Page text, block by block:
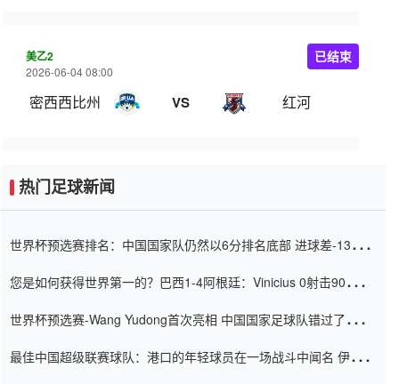
美乙2
2026-06-04 08:00
密西西比州 VS 红河
已结束
热门足球新闻
世界杯预选赛排名：中国国家队仍然以6分排名底部 进球差-13令人
您是如何获得世界第一的？巴西1-4阿根廷：Vinicius 0射击90分钟
世界杯预选赛-Wang Yudong首次亮相 中国国家足球队错过了世界
最佳中国超级联赛球队：港口的年轻球员在一场战斗中闻名 伊万放